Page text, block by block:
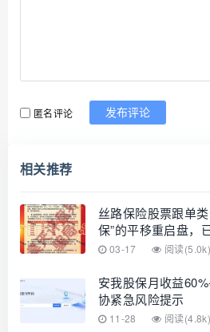
匿名评论 发布评论
相关推荐
丝路保险股票跟单
保”的平移重启盘，
警，即将崩盘跑路！
03-17 阅读(5.0k)
安我股保月收益
协紧急风险提示
11-28 阅读(4.8k)